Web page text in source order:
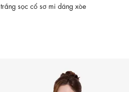
sọc cổ sơ mi dáng xòe